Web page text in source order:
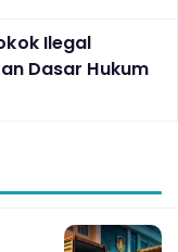
Ilegal
Dasar Hukum